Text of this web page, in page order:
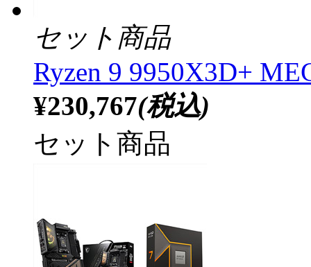
セット商品
Ryzen 9 9950X3D+
¥230,767(税込)
セット商品